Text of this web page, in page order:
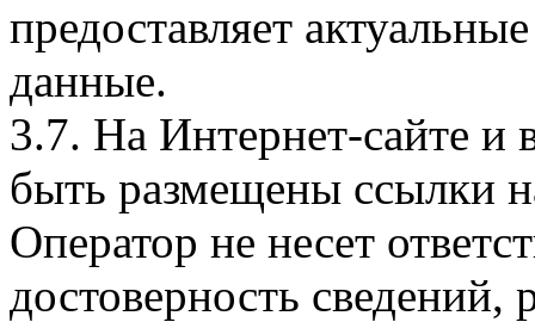
предоставляет
данные.
3.7. На Интернет-сайте
быть размещены ссылки
Оператор не несет
достоверность